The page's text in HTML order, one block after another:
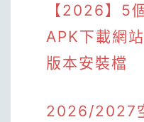
【2026】5
APK下載網
版本安裝檔
2026/2027